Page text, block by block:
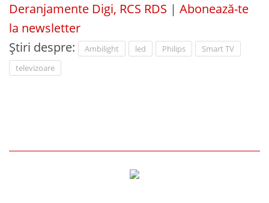
Deranjamente Digi, RCS RDS | Abonează-te
la newsletter
Știri despre:
Ambilight led Philips
Smart TV
televizoare